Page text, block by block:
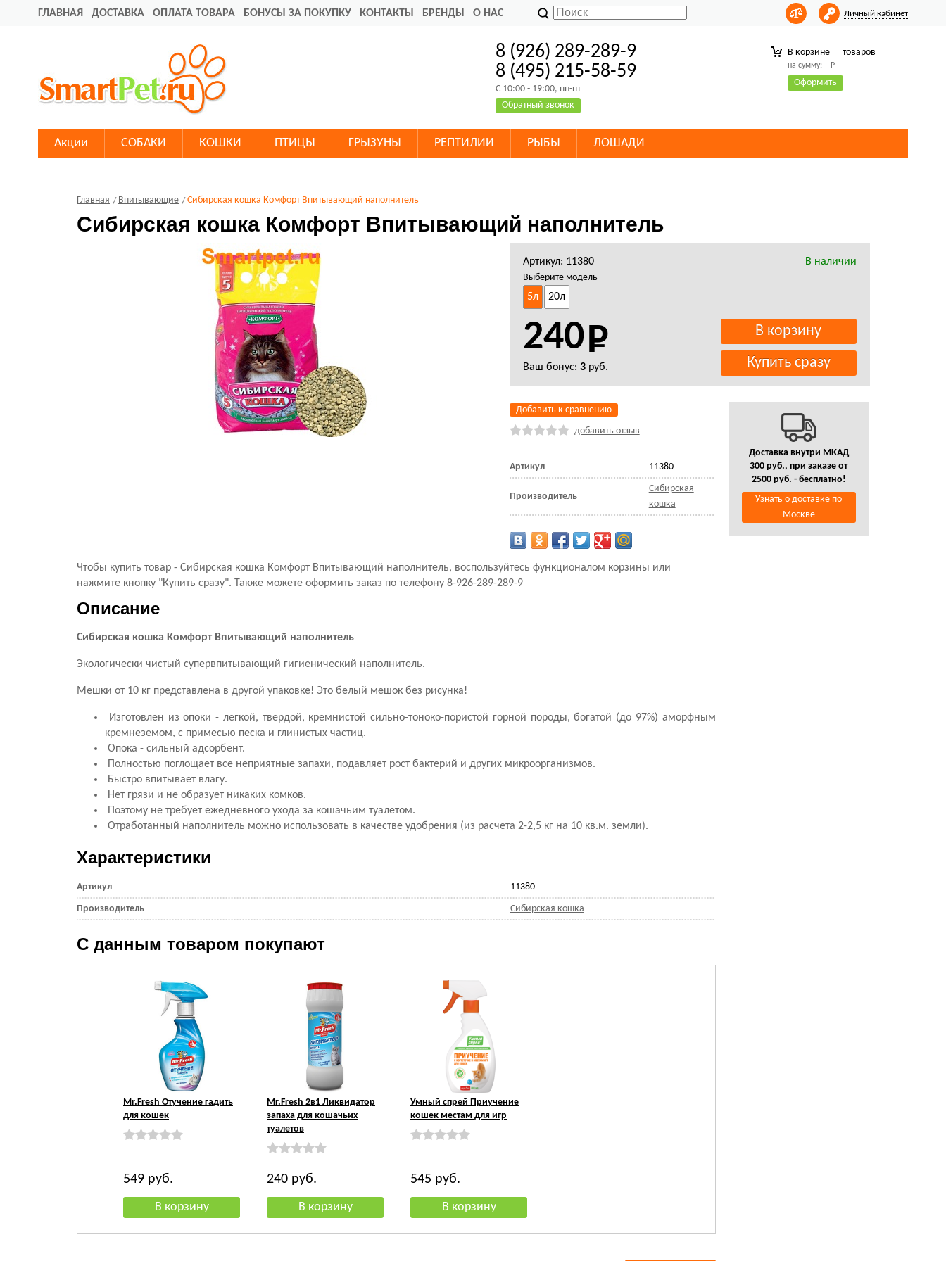
ГЛАВНАЯ ДОСТАВКА ОПЛАТА ТОВАРА БОНУСЫ ЗА ПОКУПКУ КОНТАКТЫ БРЕНДЫ О НАС Личный кабинет
8 (926) 289-289-9
8 (495) 215-58-59
C 10:00 - 19:00, пн-пт
Обратный звонок
В корзине товаров
на сумму: Р
Оформить
Акции СОБАКИ КОШКИ ПТИЦЫ ГРЫЗУНЫ РЕПТИЛИИ РЫБЫ ЛОШАДИ
Главная Впитывающие Сибирская кошка Комфорт Впитывающий наполнитель
Сибирская кошка Комфорт Впитывающий наполнитель
Артикул: 11380 В наличии
Выберите модель
5л 20л
240
Ваш бонус: 3руб.
Добавить к сравнению
добавить отзыв
Артикул 11380
Производитель
Сибирская
кошка
Чтобы купить товар - Сибирская кошка Комфорт Впитывающий наполнитель, воспользуйтесь функционалом корзины или
нажмите кнопку "Купить сразу". Также можете оформить заказ по телефону 8-926-289-289-9
Описание
Сибирская кошка Комфорт Впитывающий наполнитель
Экологически чистый супервпитывающий гигиенический наполнитель.
Мешки от 10 кг представлена в другой упаковке! Это белый мешок без рисунка!
Изготовлен из опоки - легкой, твердой, кремнистой сильно-тоноко-пористой горной породы, богатой (до 97%) аморфным
кремнеземом, с примесью песка и глинистых частиц.
Опока - сильный адсорбент.
Полностью поглощает все неприятные запахи, подавляет рост бактерий и других микроорганизмов.
Быстро впитывает влагу.
Нет грязи и не образует никаких комков.
Поэтому не требует ежедневного ухода за кошачьим туалетом.
Отработанный наполнитель можно использовать в качестве удобрения (из расчета 2-2,5 кг на 10 кв.м. земли).
Характеристики
Артикул 11380
Производитель Сибирская кошка
С данным товаром покупают
Mr.Fresh Отучение гадить
для кошек
549 руб.
Mr.Fresh 2в1 Ликвидатор
запаха для кошачьих
туалетов
240 руб.
Умный спрей Приучение
кошек местам для игр
545 руб.
Доставка внутри МКАД
300 руб., при заказе от
2500 руб. - бесплатно!
Узнать о доставке по
Москве